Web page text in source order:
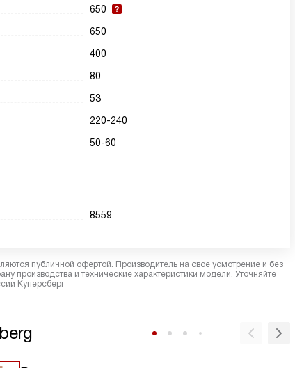
650
650
400
80
53
220-240
50-60
8559
публичной офертой. Производитель на свое усмотрение и без
производства и технические характеристики модели. Уточняйте
Куперсберг